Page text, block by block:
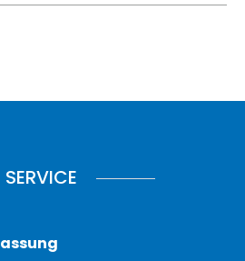
SERVICE